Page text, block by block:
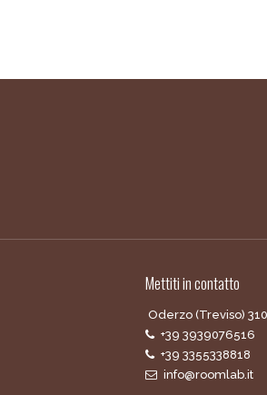
Mettiti in contatto
Oderzo (Treviso)
+39 3939076516
+39 3355338818
info@roomlab.it